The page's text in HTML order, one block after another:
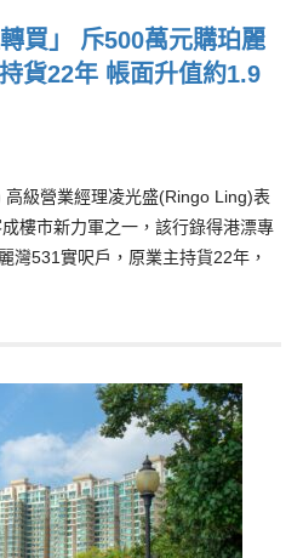
買」 斥500萬元購珀麗
貨22年 帳面升值約1.9
級營業經理凌光盛(Ringo Ling)表
樓市新力軍之一，該行錄得港漂專
灣531實呎戶，原業主持貨22年，